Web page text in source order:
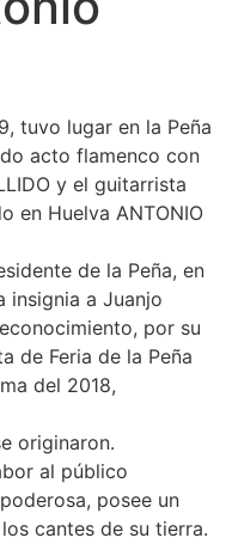
tuvo lugar en la Peña
acto flamenco con
y el guitarrista
en Huelva ANTONIO
de la Peña, en
insignia a Juanjo
por su
de Feria de la Peña
del 2018,
originaron.
al público
posee un
cantes de su tierra.